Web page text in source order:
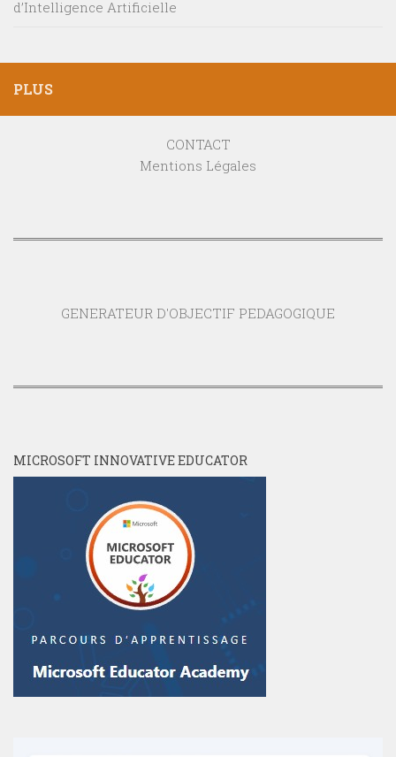
d’Intelligence Artificielle
PLUS
CONTACT
Mentions Légales
GENERATEUR D'OBJECTIF PEDAGOGIQUE
MICROSOFT INNOVATIVE EDUCATOR